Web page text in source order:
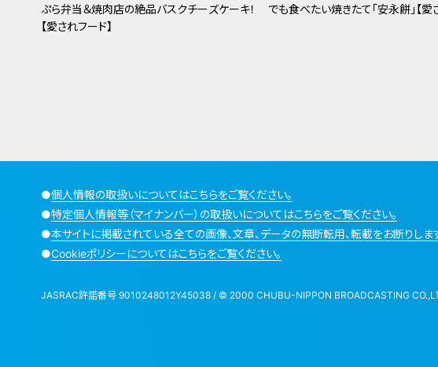
ぷら弁当＆焼肉店の絶品バスクチーズケーキ！
【愛されフード】
でも食べたい焼きたて「安永餅」【愛
●個人情報の取扱いについてはこちらをご覧ください。
●特定個人情報等（マイナンバー）の取扱いについてはこちらをご覧ください。
●本サイトに掲載されている全ての画像、文章、データの無断転用、転載をお断りします
●Cookieポリシーについてはこちらをご覧ください。
JASRAC許諾番号 9010248012Y45038 / © 2000 CHUBU-NIPPON BROADCASTING